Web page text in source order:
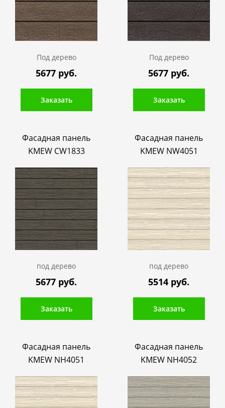
Под дерево
5677 руб.
Заказать
Под дерево
5677 руб.
Заказать
Фасадная панель
KMEW CW1833
под дерево
5677 руб.
Заказать
Фасадная панель
KMEW NW4051
под дерево
5514 руб.
Заказать
Фасадная панель
KMEW NH4051
Фасадная панель
KMEW NH4052